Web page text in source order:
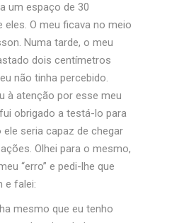
um espaço de 30
O meu ficava no meio
Numa tarde, o meu
dois centímetros
não tinha percebido.
à atenção por esse meu
fui obrigado a testá-lo para
seria capaz de chegar
Olhei para o mesmo,
“erro” e pedi-lhe que
e falei:
mesmo que eu tenho